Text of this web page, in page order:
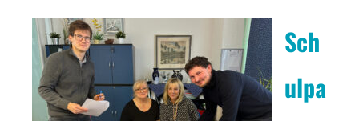
Sch
ulpa